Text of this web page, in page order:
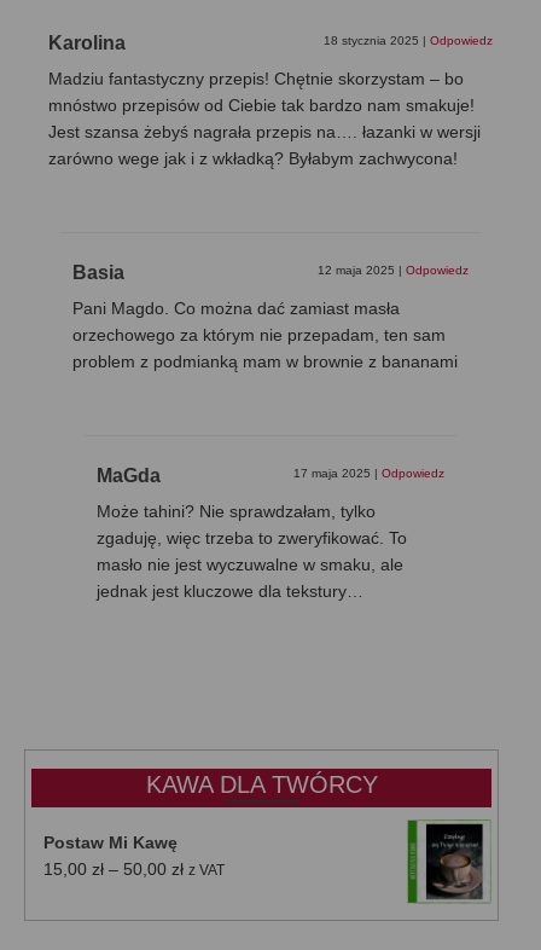
Karolina 18 stycznia 2025 | Odpowiedz
Madziu fantastyczny przepis! Chętnie skorzystam – bo
mnóstwo przepisów od Ciebie tak bardzo nam smakuje!
Jest szansa żebyś nagrała przepis na…. łazanki w wersji
zarówno wege jak i z wkładką? Byłabym zachwycona!
Basia 12 maja 2025 | Odpowiedz
Pani Magdo. Co można dać zamiast masła
orzechowego za którym nie przepadam, ten sam
problem z podmianką mam w brownie z bananami
MaGda 17 maja 2025 | Odpowiedz
Może tahini? Nie sprawdzałam, tylko
zgaduję, więc trzeba to zweryfikować. To
masło nie jest wyczuwalne w smaku, ale
jednak jest kluczowe dla tekstury…
KAWA DLA TWÓRCY
Postaw Mi Kawę
15,00 zł – 50,00 złZakres
od
z VAT